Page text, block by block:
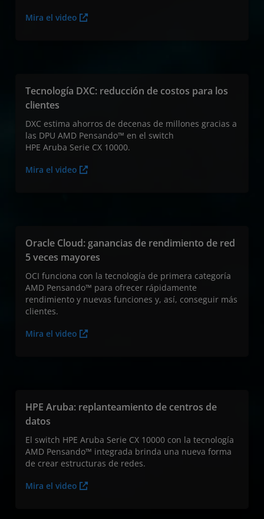
Mira el video
Tecnología DXC: reducción de costos para los
clientes
DXC estima ahorros de decenas de millones gracias a
las DPU AMD Pensando™ en el switch
HPE Aruba Serie CX 10000.
Mira el video
Oracle Cloud: ganancias de rendimiento de red
5 veces mayores
OCI funciona con la tecnología de primera categoría
AMD Pensando™ para ofrecer rápidamente
rendimiento y nuevas funciones y, así, conseguir más
clientes.
Mira el video
HPE Aruba: replanteamiento de centros de
datos
El switch HPE Aruba Serie CX 10000 con la tecnología
AMD Pensando™ integrada brinda una nueva forma
de crear estructuras de redes.
Mira el video